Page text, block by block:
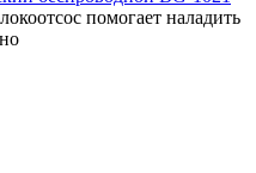
помогает наладить